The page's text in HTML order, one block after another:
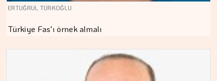
ERTUĞRUL TÜRKOĞLU
Türkiye Fas'ı örnek almalı